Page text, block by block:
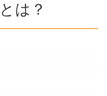
は？